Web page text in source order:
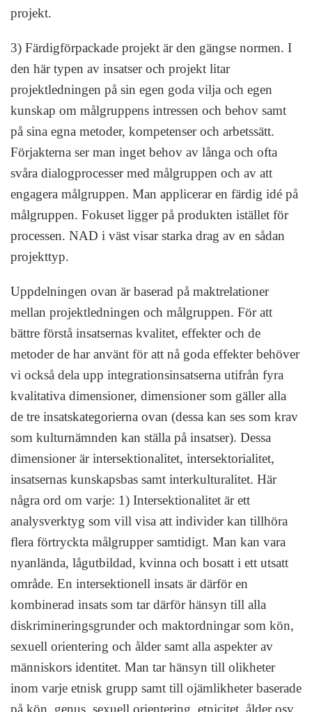
projekt.
3) Färdigförpackade projekt är den gängse normen. I
den här typen av insatser och projekt litar
projektledningen på sin egen goda vilja och egen
kunskap om målgruppens intressen och behov samt
på sina egna metoder, kompetenser och arbetssätt.
Förjakterna ser man inget behov av långa och ofta
svåra dialogprocesser med målgruppen och av att
engagera målgruppen. Man applicerar en färdig idé på
målgruppen. Fokuset ligger på produkten istället för
processen. NAD i väst visar starka drag av en sådan
projekttyp.
Uppdelningen ovan är baserad på maktrelationer
mellan projektledningen och målgruppen. För att
bättre förstå insatsernas kvalitet, effekter och de
metoder de har använt för att nå goda effekter behöver
vi också dela upp integrationsinsatserna utifrån fyra
kvalitativa dimensioner, dimensioner som gäller alla
de tre insatskategorierna ovan (dessa kan ses som krav
som kulturnämnden kan ställa på insatser). Dessa
dimensioner är intersektionalitet, intersektorialitet,
insatsernas kunskapsbas samt interkulturalitet. Här
några ord om varje: 1) Intersektionalitet är ett
analysverktyg som vill visa att individer kan tillhöra
flera förtryckta målgrupper samtidigt. Man kan vara
nyanlända, lågutbildad, kvinna och bosatt i ett utsatt
område. En intersektionell insats är därför en
kombinerad insats som tar därför hänsyn till alla
diskrimineringsgrunder och maktordningar som kön,
sexuell orientering och ålder samt alla aspekter av
människors identitet. Man tar hänsyn till olikheter
inom varje etnisk grupp samt till ojämlikheter baserade
på kön, genus, sexuell orientering, etnicitet, ålder osv.